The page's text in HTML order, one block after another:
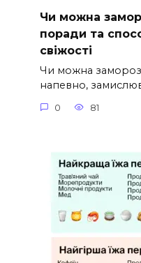
Чи можна
поради та
свіжості
Чи можна
напевно,
0 81